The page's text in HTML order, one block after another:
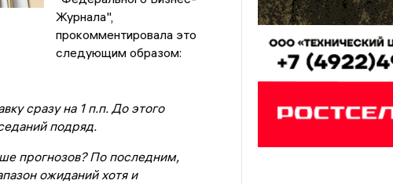
Журнала",
прокомментировала это
следующим образом:
сразу на 1 п.п. До этого
подряд.
прогнозов? По последним,
ожиданий хотя и